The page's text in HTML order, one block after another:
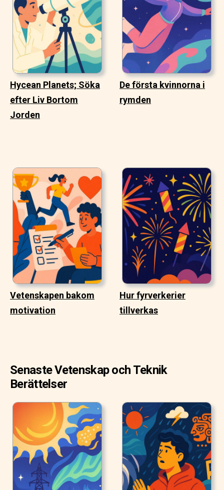
Hycean Planets; Söka
efter Liv Bortom
Jorden
De första kvinnorna i
rymden
Vetenskapen bakom
motivation
Hur fyrverkerier
tillverkas
Senaste Vetenskap och Teknik
Berättelser